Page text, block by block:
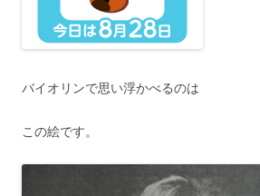
バイオリンで思い浮かべるのは
この絵です。